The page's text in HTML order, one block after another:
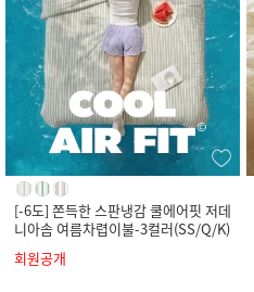
[-6도] 쫀득한 스판냉감 쿨에어핏 저데
니아솜 여름차렵이불-3컬러(SS/Q/K)
회원공개